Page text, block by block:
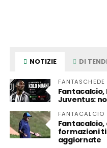
NOTIZIE DI
FANTASCHEDE
Fantacalcio,
Juventus:
FANTACALCIO
formazioni
aggiornate